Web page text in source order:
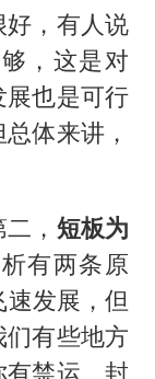
，有人说
，这是对
也是可行
体来讲，
， 短板为
有两条原
发展，但
有些地方
禁运、封